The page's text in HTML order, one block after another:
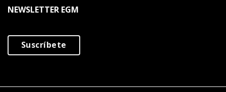
NEWSLETTER EGM
Suscríbete